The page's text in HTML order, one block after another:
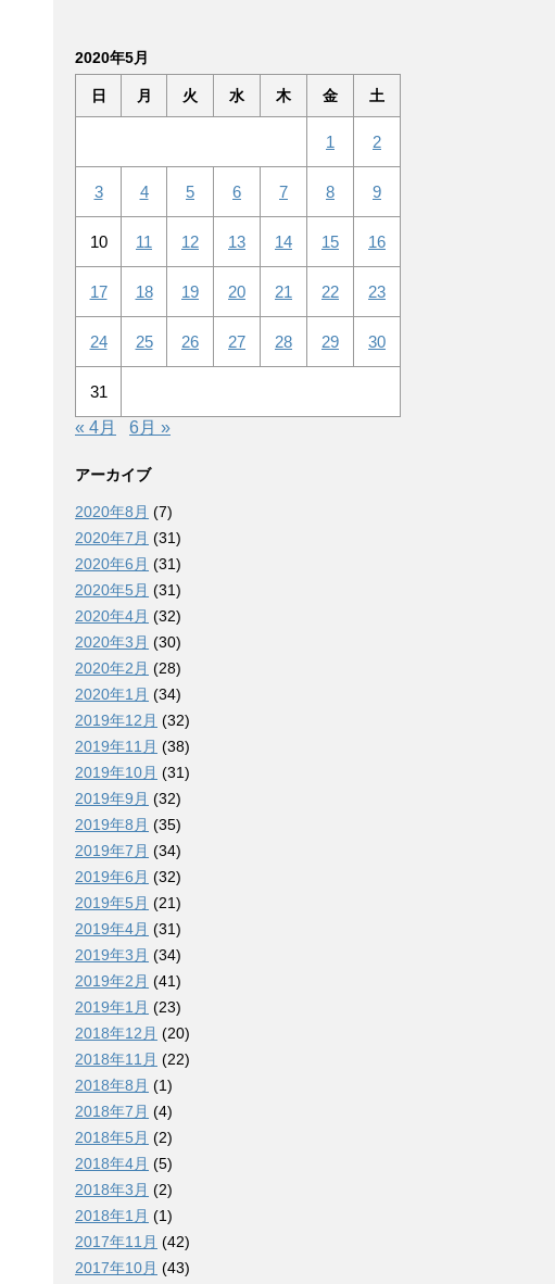
2020年5月
日 月 火 水 木 金 土
1 2
3 4 5 6 7 8 9
10 11 12 13 14 15 16
17 18 19 20 21 22 23
24 25 26 27 28 29 30
31
« 4月
6月 »
アーカイブ
2020年8月 (7)
2020年7月 (31)
2020年6月 (31)
2020年5月 (31)
2020年4月 (32)
2020年3月 (30)
2020年2月 (28)
2020年1月 (34)
2019年12月 (32)
2019年11月 (38)
2019年10月 (31)
2019年9月 (32)
2019年8月 (35)
2019年7月 (34)
2019年6月 (32)
2019年5月 (21)
2019年4月 (31)
2019年3月 (34)
2019年2月 (41)
2019年1月 (23)
2018年12月 (20)
2018年11月 (22)
2018年8月 (1)
2018年7月 (4)
2018年5月 (2)
2018年4月 (5)
2018年3月 (2)
2018年1月 (1)
2017年11月 (42)
2017年10月 (43)